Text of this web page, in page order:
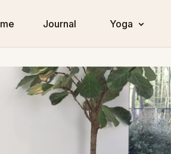
Journal Yoga